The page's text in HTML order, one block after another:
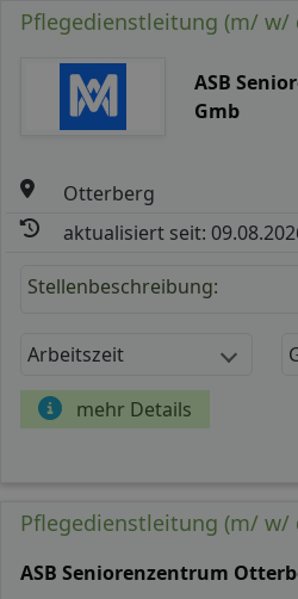
Pflegedienstleitung (m/ w/
ASB
Gmb
Otterberg
aktualisiert seit:
Stellenbeschreibung:
Arbeitszeit
mehr Details
Pflegedienstleitung (m/ w/
ASB Seniorenzentrum